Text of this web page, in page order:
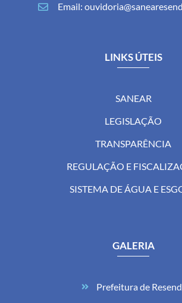
Email:
LINKS ÚTEIS
SANEAR
LEGISLAÇÃO
TRANSPARÊNCIA
REGULAÇÃO E
SISTEMA DE ÁGUA E
GALERIA
Prefeitura de